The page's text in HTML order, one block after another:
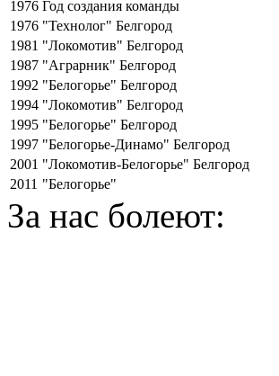
1976 Год создания команды
1976 "Технолог" Белгород
1981 "Локомотив" Белгород
1987 "Аграрник" Белгород
1992 "Белогорье" Белгород
1994 "Локомотив" Белгород
1995 "Белогорье" Белгород
1997 "Белогорье-Динамо" Белгород
2001 "Локомотив-Белогорье" Белгород
2011 "Белогорье"
За нас болеют: